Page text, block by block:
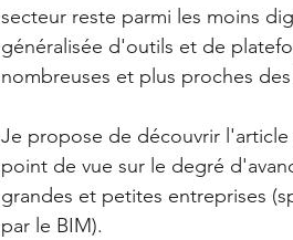
secteur reste parmi les moins
généralisée d'outils et de
nombreuses et plus proches
Je propose de découvrir
point de vue sur le degré
grandes et petites entreprises
par le BIM).